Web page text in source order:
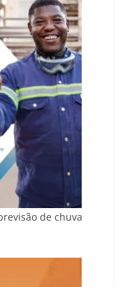
de chuva